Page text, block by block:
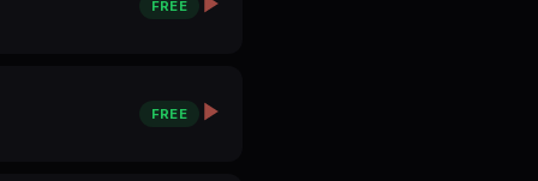
FREE
FREE